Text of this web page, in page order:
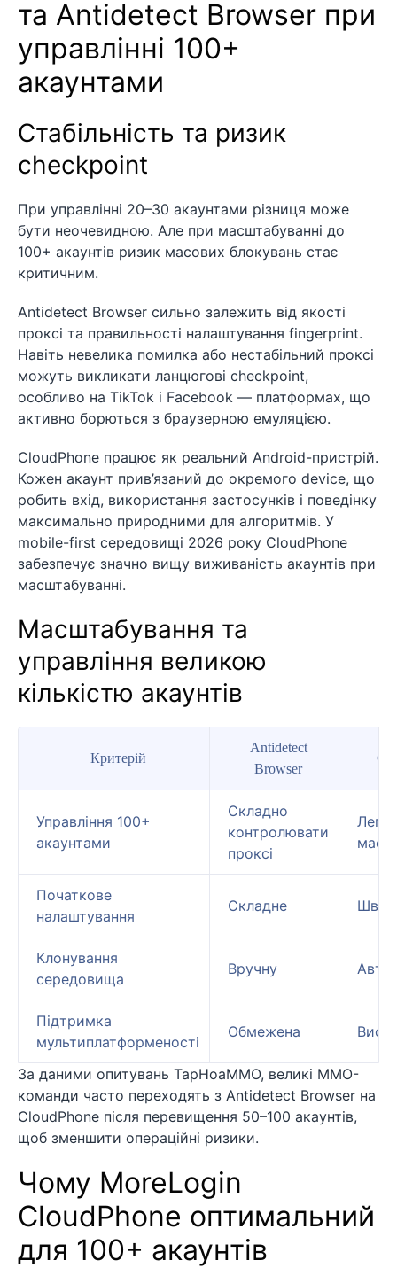
та Antidetect Browser при
управлінні 100+
акаунтами
Стабільність та ризик
checkpoint
При управлінні 20–30 акаунтами різниця може
бути неочевидною. Але при масштабуванні до
100+ акаунтів ризик масових блокувань стає
критичним.
Antidetect Browser сильно залежить від якості
проксі та правильності налаштування fingerprint.
Навіть невелика помилка або нестабільний проксі
можуть викликати ланцюгові checkpoint,
особливо на TikTok і Facebook — платформах, що
активно борються з браузерною емуляцією.
CloudPhone працює як реальний Android-пристрій.
Кожен акаунт прив’язаний до окремого device, що
робить вхід, використання застосунків і поведінку
максимально природними для алгоритмів. У
mobile-first середовищі 2026 року CloudPhone
забезпечує значно вищу виживаність акаунтів при
масштабуванні.
Масштабування та
управління великою
кількістю акаунтів
Критерій
Antidetect
Browser
Управління 100+
акаунтами
Складно
контролювати
проксі
Легко
Початкове
налаштування
Складне
Клонування
середовища
Вручну
Підтримка
мультиплатформеності
Обмежена
За даними опитувань TapHoaMMO, великі MMO-
команди часто переходять з Antidetect Browser на
CloudPhone після перевищення 50–100 акаунтів,
щоб зменшити операційні ризики.
Чому MoreLogin
CloudPhone оптимальний
для 100+ акаунтів